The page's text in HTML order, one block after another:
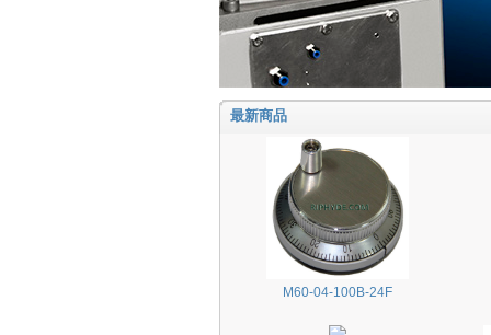
最新商品
M60-04-100B-24F